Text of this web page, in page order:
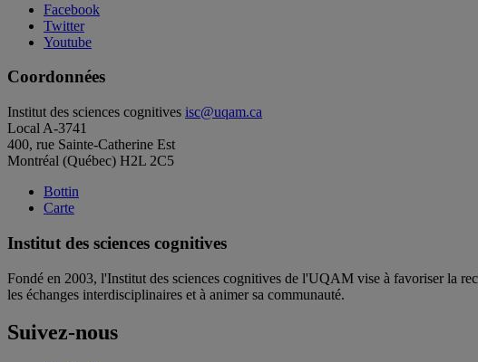
Facebook
Twitter
Youtube
Coordonnées
Institut des sciences cognitives isc@uqam.ca
Local A-3741
400, rue Sainte-Catherine Est
Montréal (Québec) H2L 2C5
Bottin
Carte
Institut des sciences cognitives
Fondé en 2003, l'Institut des sciences cognitives de l'UQAM vise à favoriser la
les échanges interdisciplinaires et à animer sa communauté.
Suivez-nous